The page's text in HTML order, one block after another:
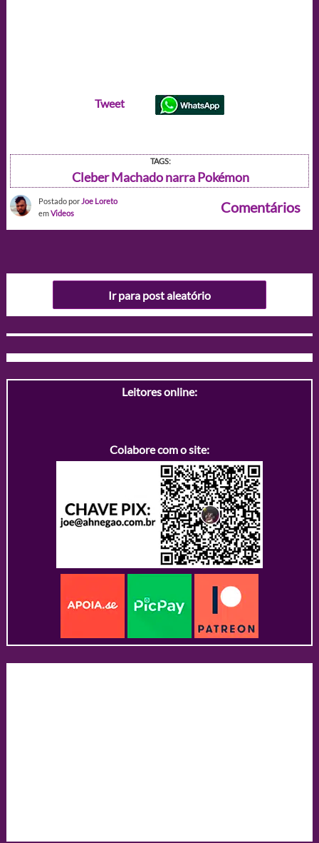
Tweet
TAGS:
Cleber Machado narra Pokémon
Postado por Joe Loreto
emVideos Comentários
Ir para post aleatório
Leitores online:
Colabore com o site: